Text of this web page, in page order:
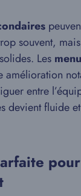
souvent,
Les
amélioration
entre
devient fluide